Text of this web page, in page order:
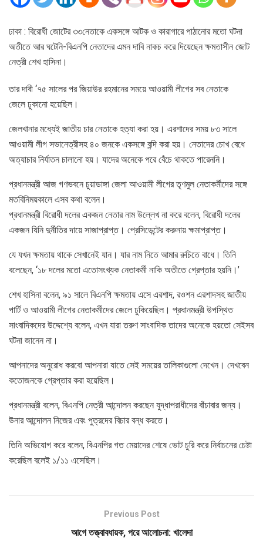
ঢাকা : বিরোধী জোটের ৩৩নেতাকে একসঙ্গে আটক ও কারাগারে পাঠানোর মতো ঘটনা
অতীতে আর ঘটেনি-বিএনপি নেতাদের এমন দাবি নাকচ করে দিয়েছেন ক্ষমতাসীন জোট
নেত্রী শেখ হাসিনা।
তার দাবী ‘৭৫ সালের পর জিয়াউর রহমানের সময়ে আওয়ামী লীগের সব নেতাকে
জেলে ঢুকানো হয়েছিল।
জেলখানার মধ্যেই জাতীয় চার নেতাকে হত্যা করা হয়। এরশাদের সময় ৮৩ সালে
আওয়ামী লীগ সভানেত্রীসহ ৪০ জনকে একসঙ্গে বন্দি করা হয়। নেতাদের চোখ বেধে
অত্যাচার নির্যাতন চালানো হয়। যাদের অনেকে পরে বেঁচে থাকতে পারেননি।
প্রধানমন্ত্রী আজ গণভবনে চুয়াডাঙ্গা জেলা আওয়ামী লীগের তৃণমুল নেতাকর্মীদের সঙ্গে
মতবিনিময়কালে এসব কথা বলেন।
প্রধানমন্ত্রী বিরোধী দলের একজন নেতার নাম উল্লেখ না করে বলেন, বিরোধী দলের
একজন যিনি দুর্নীতির দায়ে সাজাপ্রাপ্ত। প্রেসিডেন্টের করুনায় ক্ষমাপ্রাপ্ত।
যে যখন ক্ষমতায় থাকে সেখানেই যান। যার নাম নিতে আমার রুচিতে বাধে। তিনি
বলেছেন, ‘১৮ দলের মতো এতোসংখ্যক নেতাকর্মী নাকি অতীতে গ্রেপ্তার হয়নি।’
শেখ হাসিনা বলেন, ৯১ সালে বিএনপি ক্ষমতায় এসে এরশাদ, রওশন এরশাদসহ জাতীয়
পার্টি ও আওয়ামী লীগের নেতাকর্মীদের জেলে ঢুকিয়েছিল। প্রধানমন্ত্রী উপস্থিত
সাংবাদিকদের উদ্দেশ্যে বলেন, এখন যারা তরুণ সাংবাদিক তাদের অনেকে হয়তো সেইসব
ঘটনা জানেন না।
আপনাদের অনুরোধ করবো আপনারা যাতে সেই সময়ের তালিকাগুলো দেখেন। দেখবেন
কতোজনকে গ্রেপ্তার করা হয়েছিল।
প্রধানমন্ত্রী বলেন, বিএনপি নেত্রী আন্দোলন করছেন যুদ্ধাপরাধীদের বাঁচাবার জন্য।
উনার আন্দোলন নিজের এবং পুত্রদের বিচার বন্ধ করতে।
তিনি অভিযোগ করে বলেন, বিএনপির গত মেয়াদের শেষে ভোট চুরি করে নির্বাচনের চেষ্টা
করেছিল বলেই ১/১১ এসেছিল।
Previous Post
আগে তত্ত্বাবধায়ক, পরে আলোচনা: খালেদা